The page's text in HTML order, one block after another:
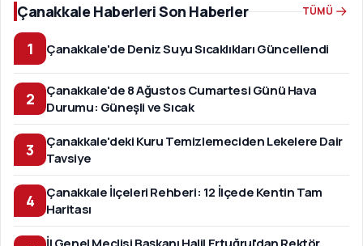
Çanakkale Haberleri Son Haberler TÜMÜ
1 Çanakkale'de Deniz Suyu Sıcaklıkları Güncellendi
2
Çanakkale'de 8 Ağustos Cumartesi Günü Hava
Durumu: Güneşli ve Sıcak
3
Çanakkale'deki Kuru Temizlemeciden Lekelere Dair
Tavsiye
4
Çanakkale İlçeleri Rehberi: 12 İlçede Kentin Tam
Haritası